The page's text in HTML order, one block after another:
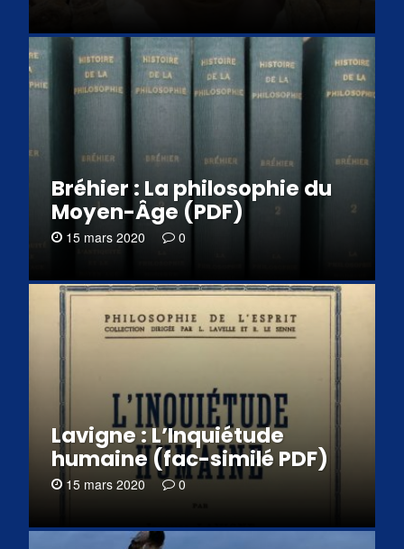
Bréhier : La philosophie du
Moyen-Âge (PDF)
15 mars 2020 0
Lavigne : L’Inquiétude
humaine (fac-similé PDF)
15 mars 2020 0